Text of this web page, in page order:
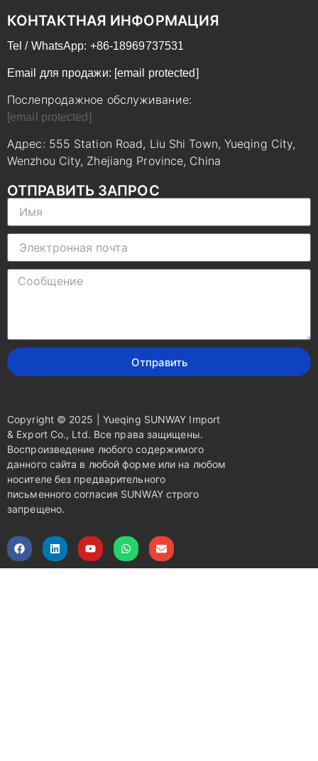
КОНТАКТНАЯ ИНФОРМАЦИЯ
Tel / WhatsApp: +86-18969737531
Email для продажи: [email protected]
Послепродажное обслуживание:
[email protected]
Адрес: 555 Station Road, Liu Shi Town, Yueqing City,
Wenzhou City, Zhejiang Province, China
ОТПРАВИТЬ ЗАПРОС
Отправить
Copyright © 2025 | Yueqing SUNWAY Import
& Export Co., Ltd. Все права защищены.
Воспроизведение любого содержимого
данного сайта в любой форме или на любом
носителе без предварительного
письменного согласия SUNWAY строго
запрещено.